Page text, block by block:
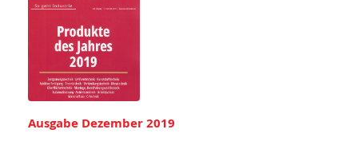
Ausgabe Dezember 2019